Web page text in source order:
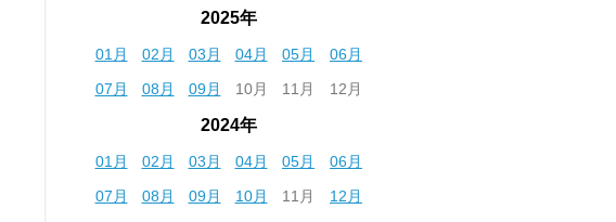
2025年
01月 02月 03月 04月 05月
06月
07月
08月 09月 10月 11月 12月
2024年
01月 02月 03月 04月 05月
06月
07月
08月 09月 10月 11月 12月